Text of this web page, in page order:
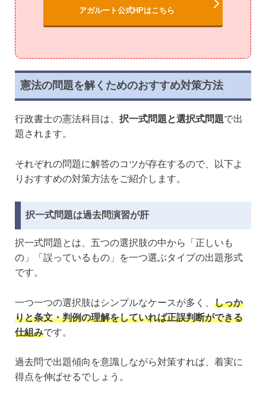
アガルート公式HPはこちら
憲法の問題を解くためのおすすめ対策方法
行政書士の憲法科目は、 択一式問題と選択式問題で出
題されます。
それぞれの問題に解答のコツが存在するので、以下よ
りおすすめの対策方法をご紹介します。
択一式問題は過去問演習が肝
択一式問題とは、五つの選択肢の中から「正しいも
の」「誤っているもの」を一つ選ぶタイプの出題形式
です。
一つ一つの選択肢はシンプルなケースが多く、 しっか
りと条文・判例の理解をしていれば正誤判断ができる
仕組みです。
過去問で出題傾向を意識しながら対策すれば、着実に
得点を伸ばせるでしょう。